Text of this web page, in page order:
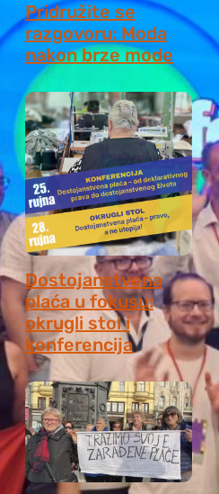
Pridružite se
razgovoru: Moda
nakon brze mode
July 31, 2026
Dostojanstvena
plaća u fokusu:
okrugli stol i
konferencija
July 28, 2026